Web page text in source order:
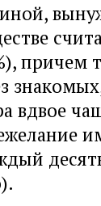
причем
вдвое